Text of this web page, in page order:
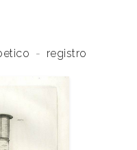
- registro